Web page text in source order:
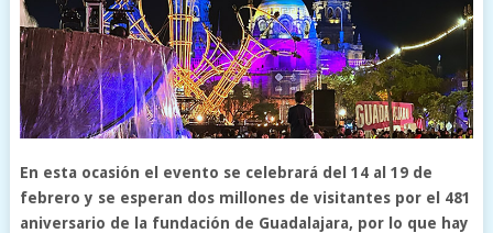
En esta ocasión el evento se celebrará del 14 al 19 de
febrero y se esperan dos millones de visitantes por el 481
aniversario de la fundación de Guadalajara, por lo que hay